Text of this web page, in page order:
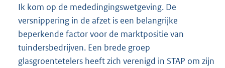
Ik kom op de mededingingswetgeving. De
versnippering in de afzet is een belangrijke
beperkende factor voor de marktpositie van
tuindersbedrijven. Een brede groep
glasgroentetelers heeft zich verenigd in STAP om zijn